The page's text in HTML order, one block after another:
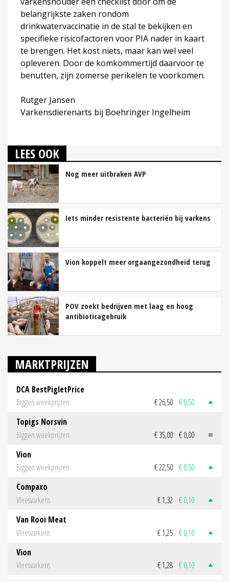
belangrijkste zaken rondom
drinkwatervaccinatie in de stal te bekijken en
specifieke risicofactoren voor PIA nader in kaart
te brengen. Het kost niets, maar kan wel veel
opleveren. Door de komkommertijd daarvoor te
benutten, zijn zomerse perikelen te voorkomen.
Rutger Jansen
Varkensdierenarts bij Boehringer Ingelheim
LEES OOK
Nog meer uitbraken AVP
Iets minder resistente bacteriën bij varkens
Vion koppelt meer orgaangezondheid terug
POV zoekt bedrijven met laag en hoog
antibioticagebruik
MARKTPRIJZEN
DCA BestPigletPrice
Biggen weekprijzen
€ 26,50 € 0,50
Topigs Norsvin
Biggen weekprijzen
€ 35,00 € 0,00
Vion
Biggen weekprijzen
€ 22,50 € 0,50
Compaxo
Vleesvarkens
€ 1,32 € 0,10
Van Rooi Meat
Vleesvarkens
€ 1,25 € 0,10
Vion
Vleesvarkens
€ 1,28 € 0,10